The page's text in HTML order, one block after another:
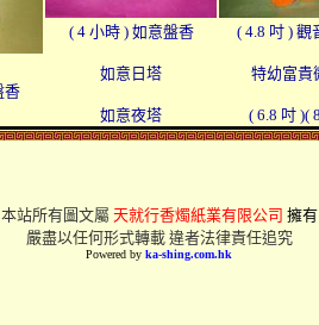
本站所有圖文屬 天就行香燭紙業有限公司 擁有
嚴盡以任何形式轉載 違者法律責任追究
Powered by ka-shing.com.hk